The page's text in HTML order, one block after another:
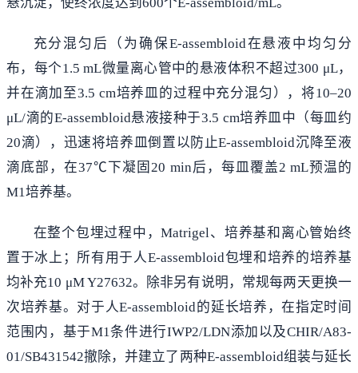
充分混匀后（为确保E-assembloid在悬液中均匀分
布，每个1.5 mL微量离心管中的悬液体积不超过300 μL，
并在滴加至3.5 cm培养皿的过程中充分混匀），将10–20
μL/滴的E-assembloid悬液接种于3.5 cm培养皿中（每皿约
20滴），迅速将培养皿倒置以防止E-assembloid沉降至液
滴底部，在37℃下凝固20 min后，每皿覆盖2 mL预温的
M1培养基。
在整个包埋过程中，Matrigel、培养基和离心管始终
置于冰上；所有用于人E-assembloid包埋和培养的培养基
均补充10 μM Y27632。除非另有说明，常规每两天更换一
次培养基。对于人E-assembloid的延长培养，在指定时间
范围内，基于M1条件进行IWP2/LDN添加以及CHIR/A83-
01/SB431542撤除，并建立了两种E-assembloid组装与延长